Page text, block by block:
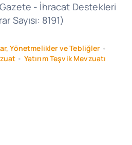
Gazete - İhracat Destekleri
Sayısı: 8191)
Yönetmelikler ve Tebliğler •
• Yatırım Teşvik Mevzuatı